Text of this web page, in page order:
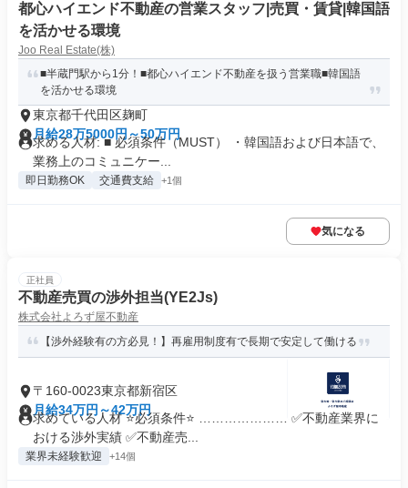
都心ハイエンド不動産の営業スタッフ|売買・賃貸|韓国語
を活かせる環境
Joo Real Estate(株)
■半蔵門駅から1分！■都心ハイエンド不動産を扱う営業職■韓国語
を活かせる環境
東京都千代田区麹町
月給28万5000円～50万円
求める人材: ■ 必須条件（MUST） ・韓国語および日本語で、
業務上のコミュニケー...
即日勤務OK 交通費支給 +1個
気になる
正社員
不動産売買の渉外担当(YE2Js)
株式会社よろず屋不動産
【渉外経験有の方必見！】再雇用制度有で長期で安定して働ける
〒160-0023東京都新宿区
月給34万円～42万円
求めている人材 ⭐必須条件⭐ ………………… ✅不動産業界に
おける渉外実績 ✅不動産売...
業界未経験歓迎 +14個